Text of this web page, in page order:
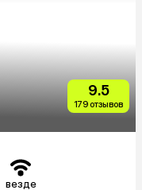
9.5
179 отзывов
везде